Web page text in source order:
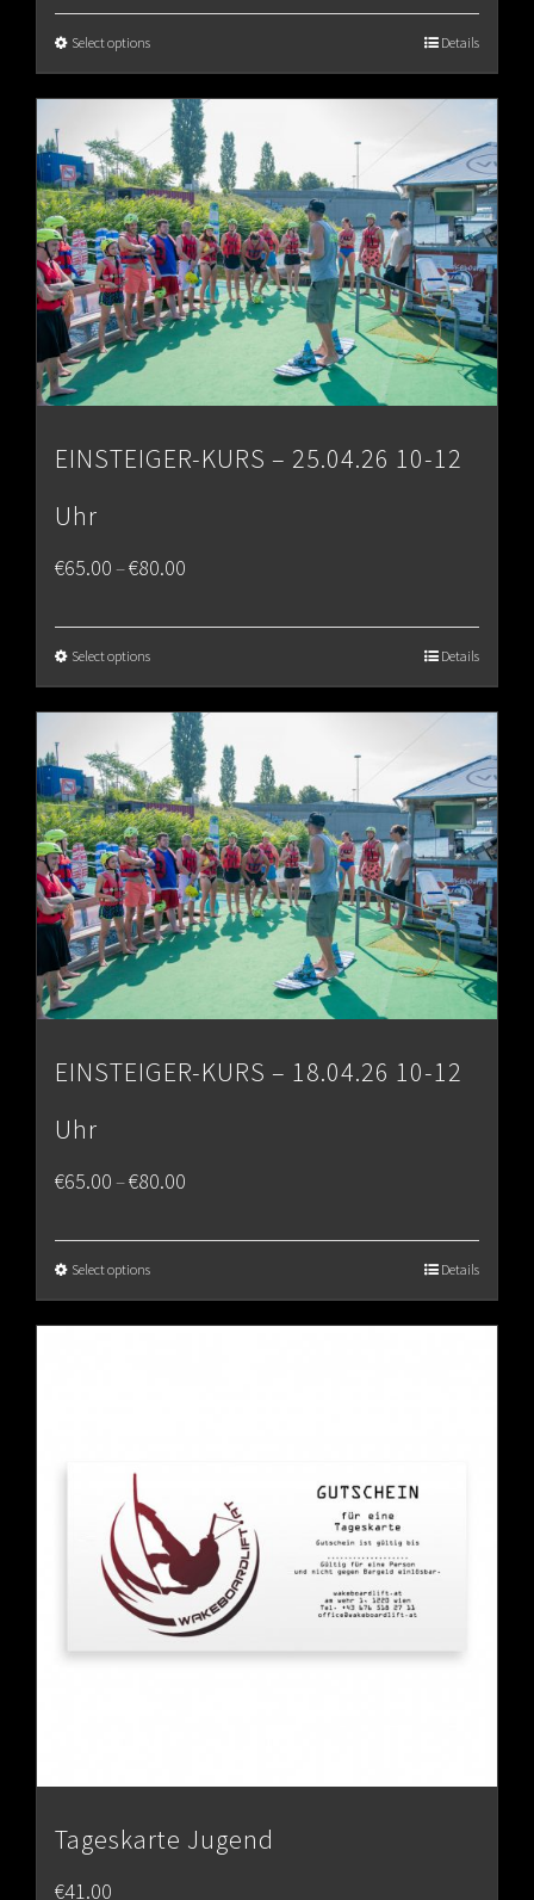
€80.00
Select options Details
EINSTEIGER-KURS – 25.04.26 10-12
Uhr
€65.00–€80.00
€80.00
Select options Details
EINSTEIGER-KURS – 18.04.26 10-12
Uhr
€65.00–€80.00
Select options Details
Tageskarte Jugend
€41.00